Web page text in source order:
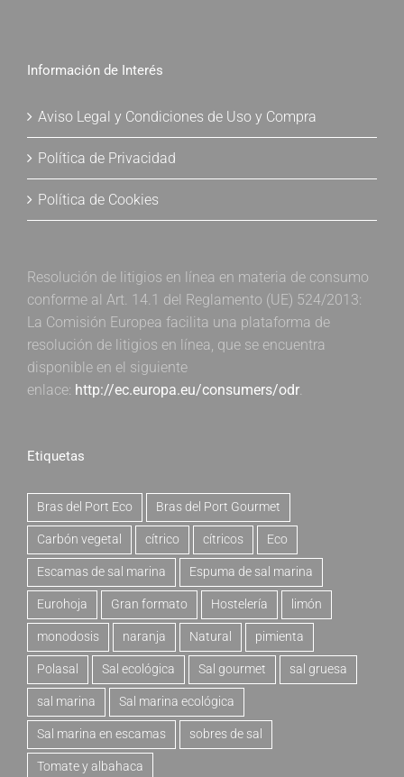
Información de Interés
Aviso Legal y Condiciones de Uso y Compra
Política de Privacidad
Política de Cookies
Resolución de litigios en línea en materia de consumo
conforme al Art. 14.1 del Reglamento (UE) 524/2013:
La Comisión Europea facilita una plataforma de
resolución de litigios en línea, que se encuentra
disponible en el siguiente
enlace: http://ec.europa.eu/consumers/odr.
Etiquetas
Bras del Port Eco Bras del Port Gourmet
Carbón vegetal cítrico cítricos Eco
Escamas de sal marina Espuma de sal marina
Eurohoja Gran formato Hostelería limón
monodosis naranja Natural pimienta
Polasal Sal ecológica Sal gourmet sal gruesa
sal marina Sal marina ecológica
Sal marina en escamas sobres de sal
Tomate y albahaca